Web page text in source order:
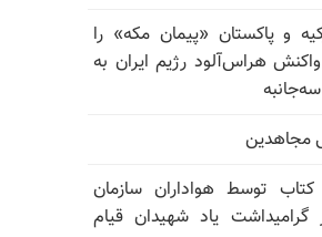
و پاکستان «پیمان مکه» را
هراس‌آلود رژیم ایران به
مجاهدین
کتاب توسط هواداران سازمان
یاد شهیدان قیام